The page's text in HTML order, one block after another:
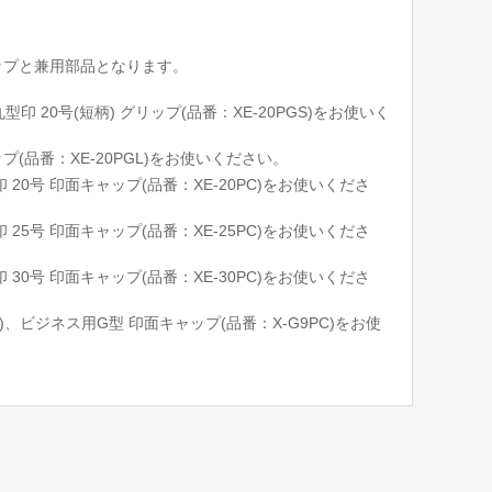
と兼用部品となります。
印 20号(短柄) グリップ(品番：XE-20PGS)をお使いく
(品番：XE-20PGL)をお使いください。
号 印面キャップ(品番：XE-20PC)をお使いくださ
号 印面キャップ(品番：XE-25PC)をお使いくださ
号 印面キャップ(品番：XE-30PC)をお使いくださ
ビジネス用G型 印面キャップ(品番：X-G9PC)をお使